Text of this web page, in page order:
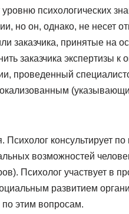
психологических
но он, однако, не несет
заказчика, принятые на
заказчика
проведенный
Психолог консультирует
возможностей
Психолог участвует в
развитием
по этим вопросам.